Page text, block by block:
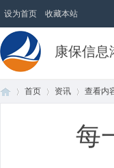
设为首页 收藏本站
康保信息
首页 资讯 查看内
每